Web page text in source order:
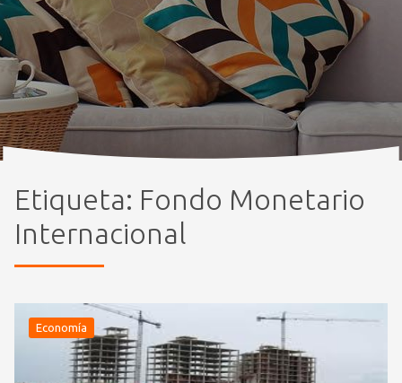
Etiqueta: Fondo Monetario
Internacional
Economía